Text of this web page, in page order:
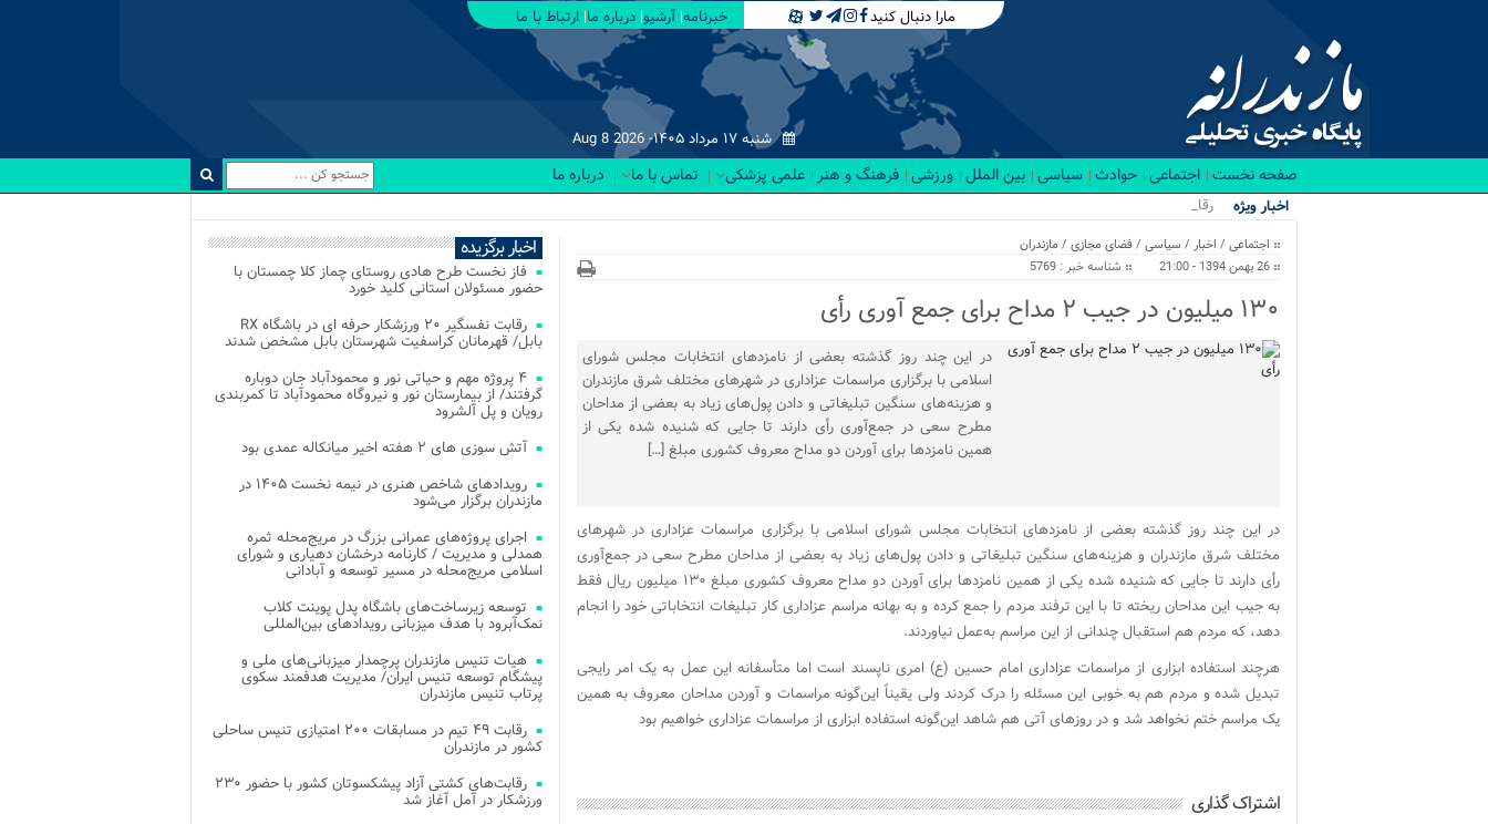
مارا دنبال کنید خبرنامه آرشیو درباره ما ارتباط با ما
شنبه ۱۷ مرداد ۱۴۰۵- Aug 8 2026
صفحه نخست اجتماعی حوادث سیاسی بین الملل ورزشی فرهنگ و هنر علمی پزشکی تماس با ما درباره ما
اخبار ویژه رقابت نفسگی_
اجتماعی / اخبار / سیاسی /فضای مجازی / مازندران
26 بهمن 1394 - 21:00
شناسه خبر : 5769
۱۳۰ میلیون در جیب ۲ مداح برای جمع آوری رأی
در این چند روز گذشته بعضی از نامزدهای انتخابات مجلس شورای
اسلامی با برگزاری مراسمات عزاداری در شهرهای مختلف شرق مازندران
و هزینه‌های سنگین تبلیغاتی و دادن پول‌های زیاد به بعضی از مداحان
مطرح سعی در جمع‌آوری رأی دارند تا جایی که شنیده شده یکی از
همین نامزدها برای آوردن دو مداح معروف کشوری مبلغ […]
در این چند روز گذشته بعضی از نامزدهای انتخابات مجلس شورای اسلامی با برگزاری مراسمات عزاداری در شهرهای
مختلف شرق مازندران و هزینه‌های سنگین تبلیغاتی و دادن پول‌های زیاد به بعضی از مداحان مطرح سعی در جمع‌آوری
رأی دارند تا جایی که شنیده شده یکی از همین نامزدها برای آوردن دو مداح معروف کشوری مبلغ ۱۳۰ میلیون ریال فقط
به جیب این مداحان ریخته تا با این ترفند مردم را جمع کرده و به بهانه مراسم عزاداری کار تبلیغات انتخاباتی خود را انجام
دهد، که مردم هم استقبال چندانی از این مراسم به‌عمل نیاوردند.
هرچند استفاده ابزاری از مراسمات عزاداری امام حسین (ع) امری ناپسند است اما متأسفانه این عمل به یک امر رایجی
تبدیل شده و مردم هم به خوبی این مسئله را درک کردند ولی یقیناً این‌گونه مراسمات و آوردن مداحان معروف به همین
یک مراسم ختم نخواهد شد و در روزهای آتی هم شاهد این‌گونه استفاده ابزاری از مراسمات عزاداری خواهیم بود
اشتراک گذاری
اخبار برگزیده
فاز نخست طرح هادی روستای چماز کلا چمستان با
حضور مسئولان استانی کلید خورد
رقابت نفسگیر ۲۰ ورزشکار حرفه ای در باشگاه RX
بابل/ قهرمانان کراسفیت شهرستان بابل مشخص شدند
۴ پروژه مهم و حیاتی نور و محمودآباد جان دوباره
گرفتند/ از بیمارستان نور و نیروگاه محمودآباد تا کمربندی
رویان و پل آلشرود
آتش‌ سوزی‌ های ۲ هفته اخیر میانکاله عمدی بود
رویدادهای شاخص هنری در نیمه نخست ۱۴۰۵ در
مازندران برگزار می‌شود
اجرای پروژه‌های عمرانی بزرگ در مریج‌محله ثمره
همدلی و مدیریت / کارنامه درخشان دهیاری و شورای
اسلامی مریج‌محله در مسیر توسعه و آبادانی
توسعه زیرساخت‌های باشگاه پدل پوینت کلاب
نمک‌آبرود با هدف میزبانی رویدادهای بین‌المللی
هیات تنیس مازندران پرچمدار میزبانی‌های ملی و
پیشگام توسعه تنیس ایران/ مدیریت هدفمند سکوی
پرتاب تنیس مازندران
رقابت ۴۹ تیم در مسابقات ۲۰۰ امتیازی تنیس ساحلی
کشور در مازندران
رقابت‌های کشتی آزاد پیشکسوتان کشور با حضور ۲۳۰
ورزشکار در آمل آغاز شد